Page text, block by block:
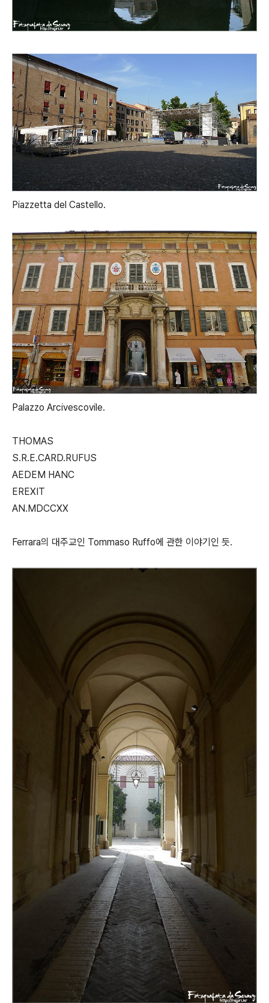
Piazzetta del Castello.
Palazzo Arcivescovile.
THOMAS
S.R.E.CARD.RUFUS
AEDEM HANC
EREXIT
AN.MDCCXX
Ferrara의 대주교인 Tommaso Ruffo에 관한 이야기인 듯.